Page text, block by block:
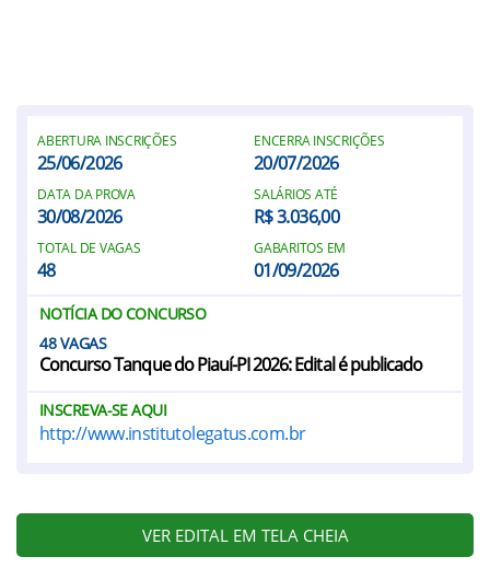
ABERTURA INSCRIÇÕES
25/06/2026
ENCERRA INSCRIÇÕES
20/07/2026
DATA DA PROVA
30/08/2026
SALÁRIOS ATÉ
R$ 3.036,00
TOTAL DE VAGAS
48
GABARITOS EM
01/09/2026
NOTÍCIA DO CONCURSO
48
Concurso Tanque do Piauí-PI 2026: Edital é publicado
INSCREVA-SE AQUI
http://www.institutolegatus.com.br
VER EDITAL EM TELA CHEIA